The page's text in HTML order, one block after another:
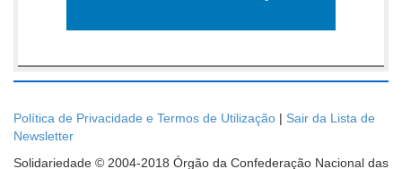
Política de Privacidade e Termos de Utilização | Sair da Lista de
Newsletter
Solidariedade © 2004-2018 Órgão da Confederação Nacional das